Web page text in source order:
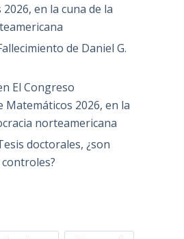
en la cuna de la
de Daniel G.
El Congreso
Matemáticos 2026, en la
norteamericana
doctorales, ¿son